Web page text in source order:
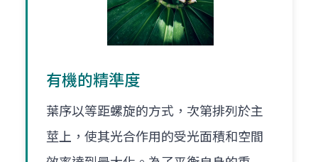
有機的精準度
葉序以等距螺旋的方式，次第排列於主
莖上，使其光合作用的受光面積和空間